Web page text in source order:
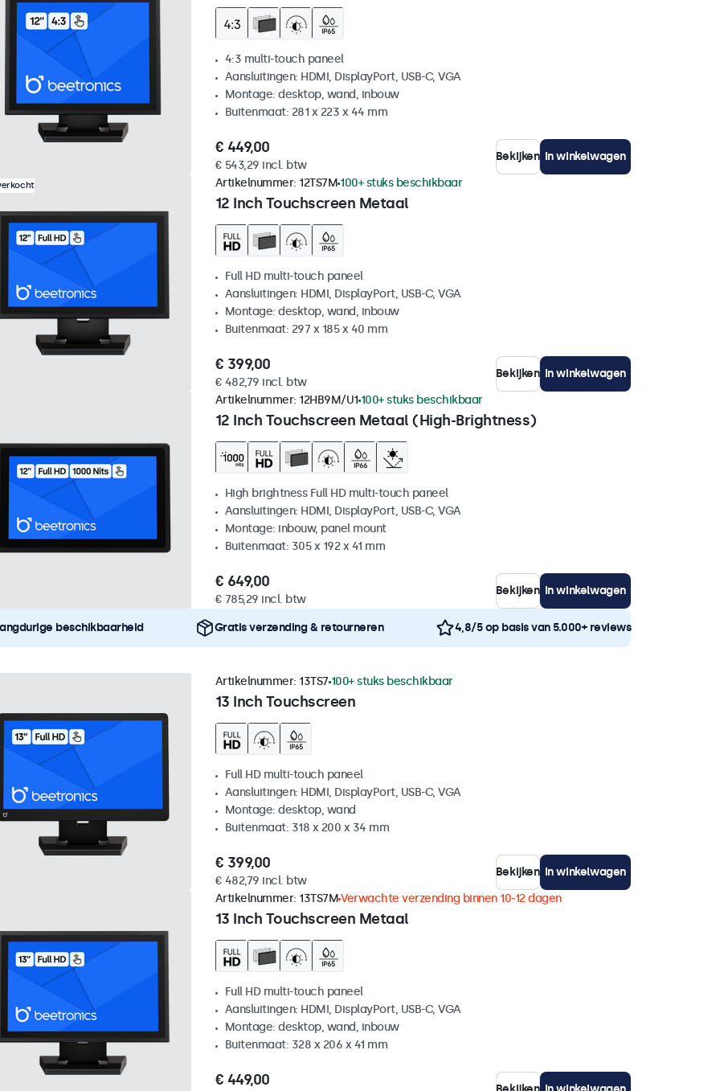
4:3 multi-touch paneel
Aansluitingen: HDMI, DisplayPort, USB-C, VGA
Montage: desktop, wand, inbouw
Buitenmaat: 281 x 223 x 44 mm
€ 449,00
€ 543,29 incl. btw
Bekijken In winkelwagen
12 Inch Touchscreen Metaal
Artikelnummer: 12TS7M 100+ stuks beschikbaar
Full HD multi-touch paneel
Aansluitingen: HDMI, DisplayPort, USB-C, VGA
Montage: desktop, wand, inbouw
Buitenmaat: 297 x 185 x 40 mm
€ 399,00
€ 482,79 incl. btw
Bekijken In winkelwagen
12 Inch Touchscreen Metaal (High-Brightness)
Artikelnummer: 12HB9M/U1 100+ stuks beschikbaar
High brightness Full HD multi-touch paneel
Aansluitingen: HDMI, DisplayPort, USB-C, VGA
Montage: inbouw, panel mount
Buitenmaat: 305 x 192 x 41 mm
€ 649,00
€ 785,29 incl. btw
Bekijken In winkelwagen
beschikbaarheid Gratis verzending & retourneren 4,8/5 op basis van 5.000+ reviews
13 Inch Touchscreen
Artikelnummer: 13TS7 100+ stuks beschikbaar
Full HD multi-touch paneel
Aansluitingen: HDMI, DisplayPort, USB-C, VGA
Montage: desktop, wand
Buitenmaat: 318 x 200 x 34 mm
€ 399,00
€ 482,79 incl. btw
Bekijken In winkelwagen
13 Inch Touchscreen Metaal
Artikelnummer: 13TS7MVerwachte verzending binnen 10-12 dagen
Full HD multi-touch paneel
Aansluitingen: HDMI, DisplayPort, USB-C, VGA
Montage: desktop, wand, inbouw
Buitenmaat: 328 x 206 x 41 mm
€ 449,00